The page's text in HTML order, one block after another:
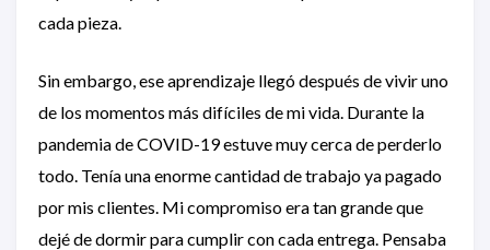
cada pieza.
Sin embargo, ese aprendizaje llegó después de vivir uno
de los momentos más difíciles de mi vida. Durante la
pandemia de COVID-19 estuve muy cerca de perderlo
todo. Tenía una enorme cantidad de trabajo ya pagado
por mis clientes. Mi compromiso era tan grande que
dejé de dormir para cumplir con cada entrega. Pensaba